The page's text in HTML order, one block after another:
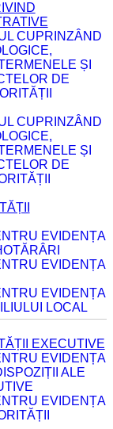
CUPRINZÂND
ȘI
DE
CUPRINZÂND
ȘI
DE
EVIDENȚA
EVIDENȚA
EVIDENȚA
LOCAL
EXECUTIVE
EVIDENȚA
ALE
EVIDENȚA